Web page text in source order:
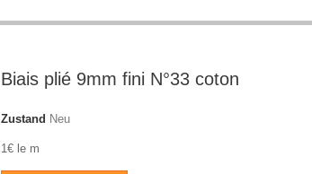
Biais plié 9mm fini N°33 coton
Zustand Neu
1€ le m